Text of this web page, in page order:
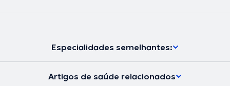
Especialidades semelhantes:
Artigos de saúde relacionados